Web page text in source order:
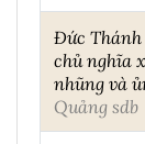
Đức Thánh
chủ nghĩa
nhũng và
Quảng sdb